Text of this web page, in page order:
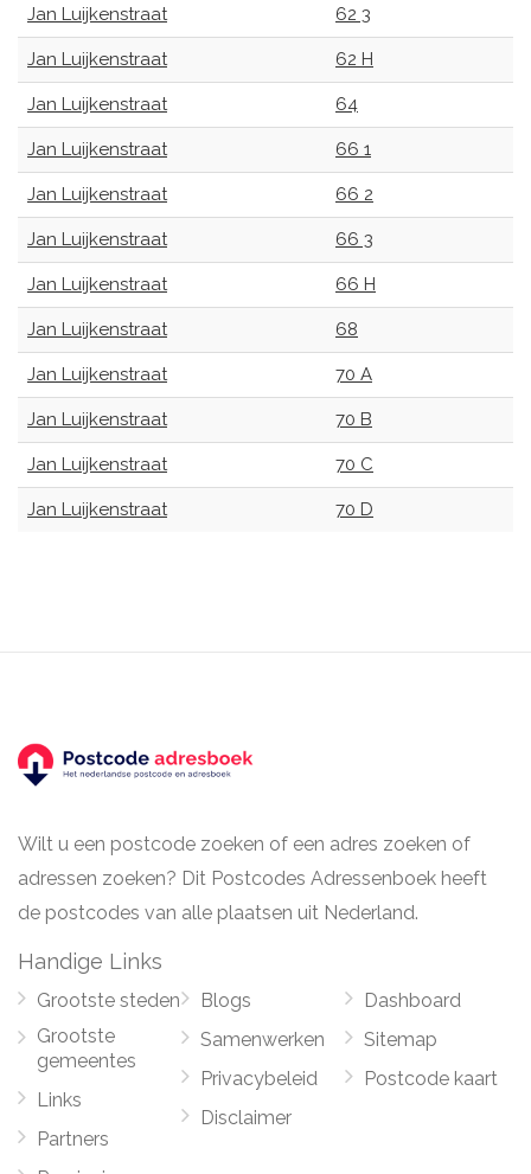
Jan Luijkenstraat 62 3
Jan Luijkenstraat 62 H
Jan Luijkenstraat 64
Jan Luijkenstraat 66 1
Jan Luijkenstraat 66 2
Jan Luijkenstraat 66 3
Jan Luijkenstraat 66 H
Jan Luijkenstraat 68
Jan Luijkenstraat 70 A
Jan Luijkenstraat 70 B
Jan Luijkenstraat 70 C
Jan Luijkenstraat 70 D
Wilt u een postcode zoeken of een adres zoeken of
adressen zoeken? Dit Postcodes Adressenboek heeft
de postcodes van alle plaatsen uit Nederland.
Handige Links
Grootste steden
Grootste
gemeentes
Links
Partners
Blogs
Samenwerken
Privacybeleid
Disclaimer
Dashboard
Sitemap
Postcode kaart